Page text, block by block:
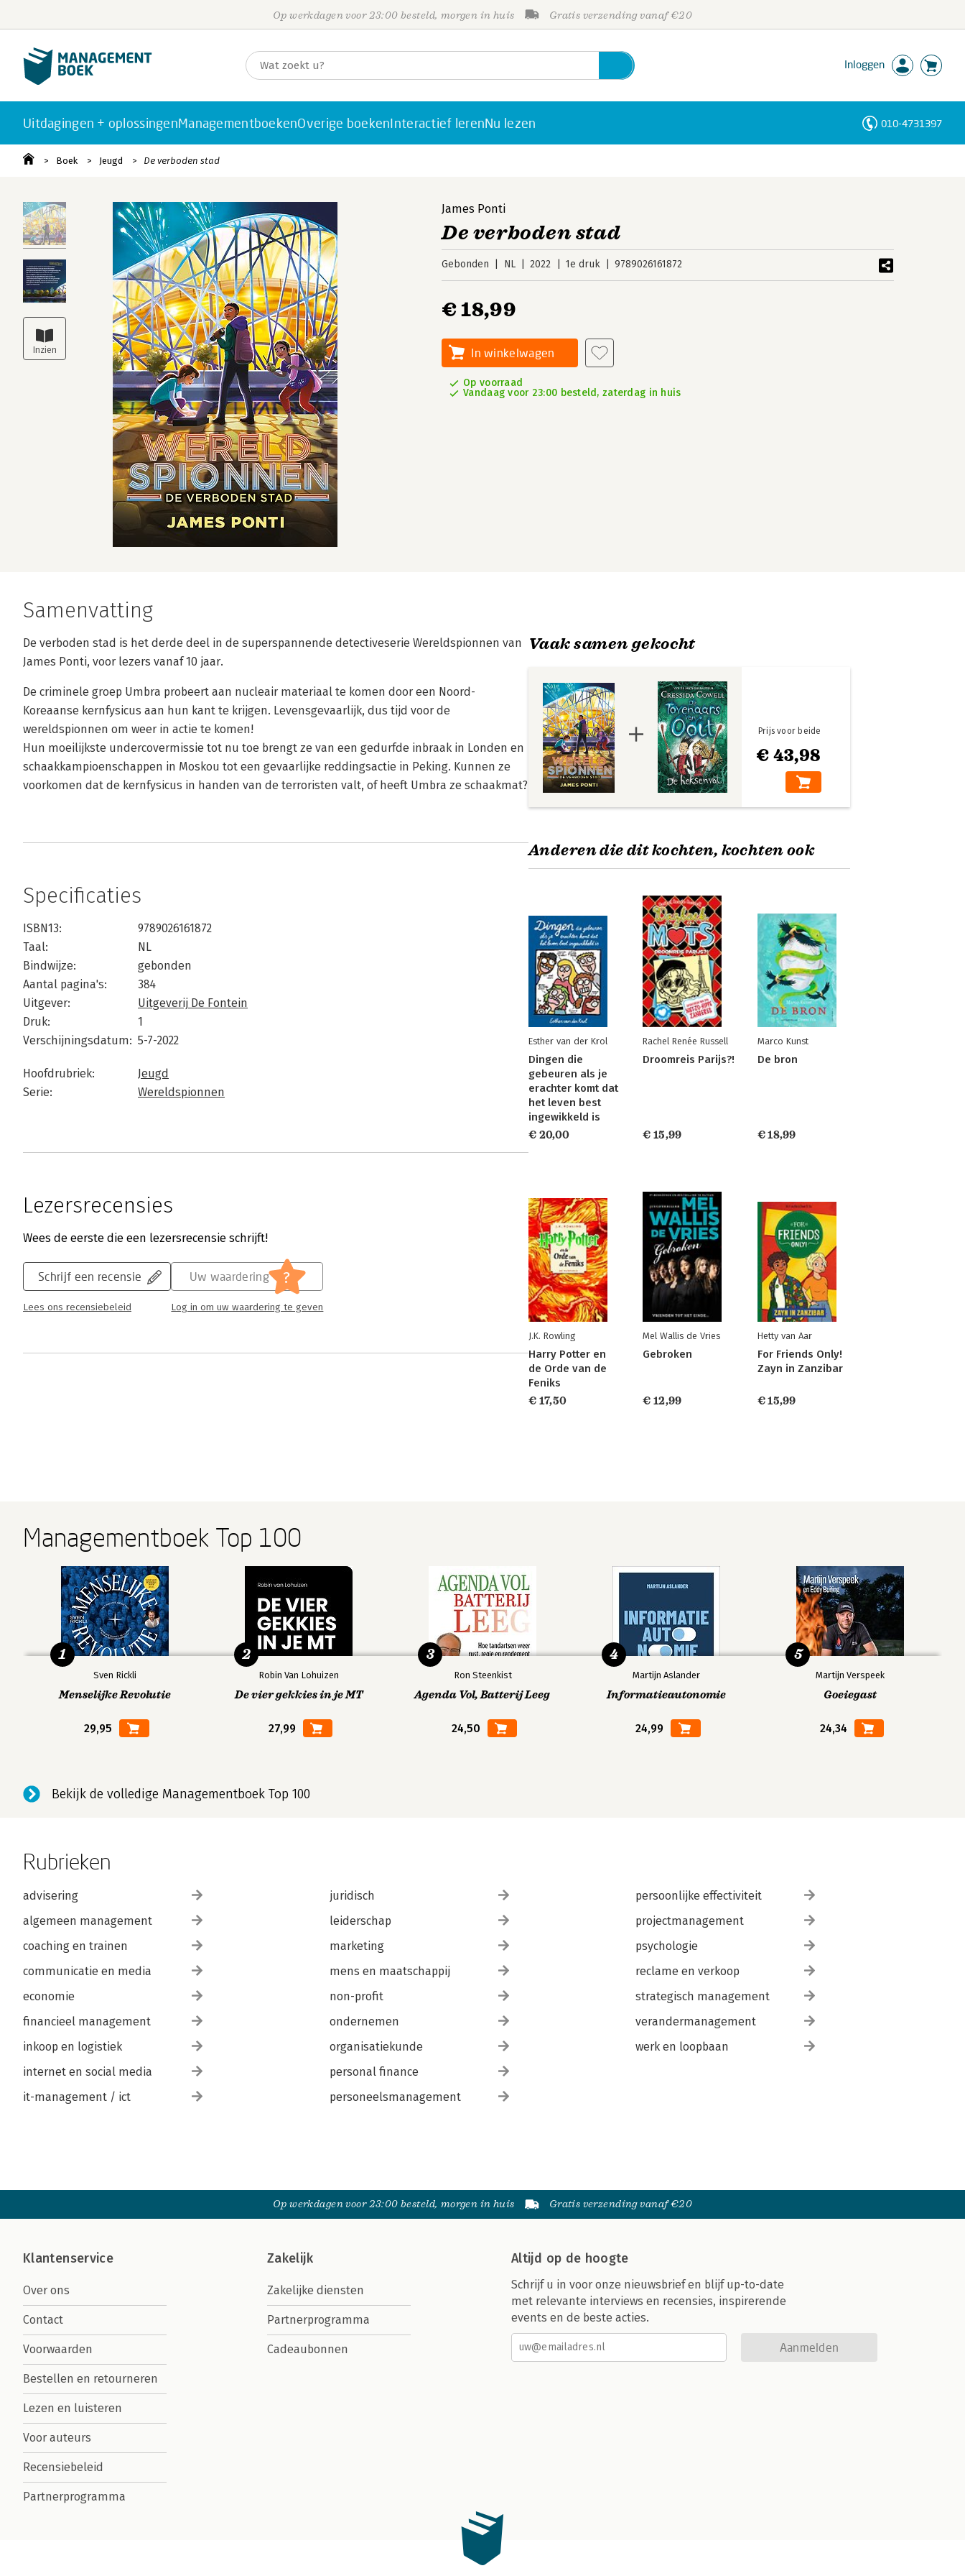
Op werkdagen voor 23:00 besteld, morgen in huis Gratis verzending vanaf €20
Inloggen
Uitdagingen + oplossingenManagementboekenOverige boekenInteractief lerenNu lezen 010-4731397
Boek Jeugd De verboden stad
James Ponti
De verboden stad
Gebonden NL 2022 1e druk 9789026161872
€ 18,99
In winkelwagen
Op voorraad
Vandaag voor 23:00 besteld, zaterdag in huis
Samenvatting
De verboden stad is het derde deel in de superspannende detectiveserie Wereldspionnen van
James Ponti, voor lezers vanaf 10 jaar.
De criminele groep Umbra probeert aan nucleair materiaal te komen door een Noord-
Koreaanse kernfysicus aan hun kant te krijgen. Levensgevaarlijk, dus tijd voor de
wereldspionnen om weer in actie te komen!
Hun moeilijkste undercovermissie tot nu toe brengt ze van een gedurfde inbraak in Londen en
schaakkampioenschappen in Moskou tot een gevaarlijke reddingsactie in Peking. Kunnen ze
voorkomen dat de kernfysicus in handen van de terroristen valt, of heeft Umbra ze schaakmat?
Specificaties
ISBN13:
9789026161872
Taal:
NL
Bindwijze:
gebonden
Aantal pagina's:
384
Uitgever:
Uitgeverij De Fontein
Druk:
1
Verschijningsdatum: 5-7-2022
Hoofdrubriek:
Jeugd
Serie:
Wereldspionnen
Lezersrecensies
Wees de eerste die een lezersrecensie schrijft!
Schrijf een recensie
Lees ons recensiebeleid
Uw waardering ?
Log in om uw waardering te geven
Vaak samen gekocht
€ 43,98
Prijs voor beide
Anderen die dit kochten, kochten ook
Esther van der Krol
Dingen die
gebeuren als je
erachter komt dat
het leven best
ingewikkeld is
€ 20,00
Rachel Renée Russell
Droomreis Parijs?!
€ 15,99
Marco Kunst
De bron
€ 18,99
J.K. Rowling
Harry Potter en
de Orde van de
Feniks
€ 17,50
Mel Wallis de Vries
Gebroken
€ 12,99
Hetty van Aar
For Friends Only!
Zayn in Zanzibar
€ 15,99
Managementboek Top 100
Sven Rickli
Menselijke Revolutie
29,95
1
Robin Van Lohuizen
De vier gekkies in je MT
27,99
2
Ron Steenkist
Agenda Vol, Batterij Leeg
24,50
3
Martijn Aslander
Informatieautonomie
24,99
4
Martijn Verspeek
Goeiegast
24,34
5
Bekijk de volledige Managementboek Top 100
Rubrieken
advisering
algemeen management
coaching en trainen
communicatie en media
economie
financieel management
inkoop en logistiek
internet en social media
it-management / ict
juridisch
leiderschap
marketing
mens en maatschappij
non-profit
ondernemen
organisatiekunde
personal finance
personeelsmanagement
persoonlijke effectiviteit
projectmanagement
psychologie
reclame en verkoop
strategisch management
verandermanagement
werk en loopbaan
Op werkdagen voor 23:00 besteld, morgen in huis Gratis verzending vanaf €20
Klantenservice
Over ons
Contact
Voorwaarden
Bestellen en retourneren
Lezen en luisteren
Voor auteurs
Recensiebeleid
Partnerprogramma
Zakelijk
Zakelijke diensten
Partnerprogramma
Cadeaubonnen
Altijd op de hoogte
Schrijf u in voor onze nieuwsbrief en blijf up-to-date
met relevante interviews en recensies, inspirerende
events en de beste acties.
Aanmelden
Personen